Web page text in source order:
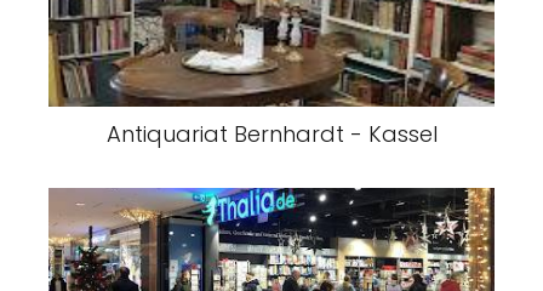
Antiquariat Bernhardt - Kassel